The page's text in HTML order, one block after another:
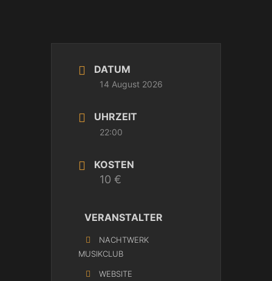
DATUM
14 August 2026
UHRZEIT
22:00
KOSTEN
10 €
VERANSTALTER
NACHTWERK
MUSIKCLUB
WEBSITE